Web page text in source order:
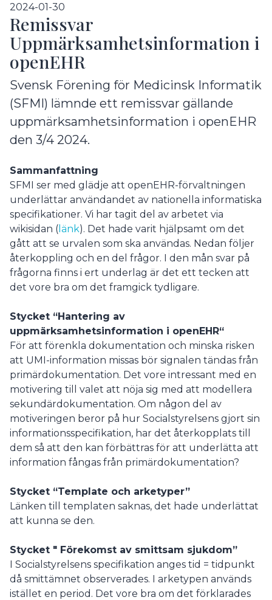
2024-01-30
Remissvar
Uppmärksamhetsinformation i
openEHR
Svensk Förening för Medicinsk Informatik
(SFMI) lämnde ett remissvar gällande
uppmärksamhetsinformation i openEHR
den 3/4 2024.
Sammanfattning
SFMI ser med glädje att openEHR-förvaltningen
underlättar användandet av nationella informatiska
specifikationer. Vi har tagit del av arbetet via
wikisidan ( länk). Det hade varit hjälpsamt om det
gått att se urvalen som ska användas. Nedan följer
återkoppling och en del frågor. I den mån svar på
frågorna finns i ert underlag är det ett tecken att
det vore bra om det framgick tydligare.
Stycket “Hantering av
uppmärksamhetsinformation i openEHR“
För att förenkla dokumentation och minska risken
att UMI-information missas bör signalen tändas från
primärdokumentation. Det vore intressant med en
motivering till valet att nöja sig med att modellera
sekundärdokumentation. Om någon del av
motiveringen beror på hur Socialstyrelsens gjort sin
informationsspecifikation, har det återkopplats till
dem så att den kan förbättras för att underlätta att
information fångas från primärdokumentation?
Stycket “Template och arketyper”
Länken till templaten saknas, det hade underlättat
att kunna se den.
Stycket " Förekomst av smittsam sjukdom”
I Socialstyrelsens specifikation anges tid = tidpunkt
då smittämnet observerades. I arketypen används
istället en period. Det vore bra om det förklarades